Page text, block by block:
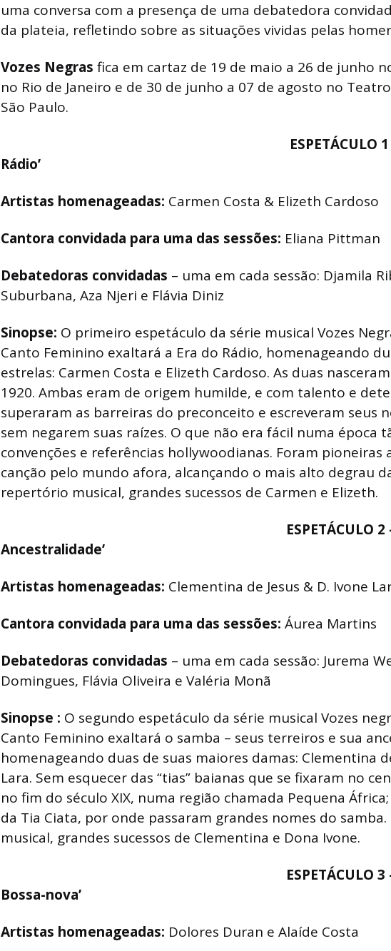
uma conversa com a presença de uma debatedora
da plateia, refletindo sobre as situações vividas pelas
Vozes Negras fica em cartaz de 19 de maio a 26 de junho
no Rio de Janeiro e de 30 de junho a 07 de agosto no
São Paulo.
ESPETÁCULO
Rádio’
Artistas homenageadas: Carmen Costa & Elizeth Cardoso
Cantora convidada para uma das sessões: Eliana Pittman
Debatedoras convidadas – uma em cada sessão: Djamila
Suburbana, Aza Njeri e Flávia Diniz
Sinopse: O primeiro espetáculo da série musical Vozes
Canto Feminino exaltará a Era do Rádio, homenageando
estrelas: Carmen Costa e Elizeth Cardoso. As duas
1920. Ambas eram de origem humilde, e com talento e
superaram as barreiras do preconceito e escreveram seus
sem negarem suas raízes. O que não era fácil numa época
convenções e referências hollywoodianas. Foram pioneiras
canção pelo mundo afora, alcançando o mais alto degrau
repertório musical, grandes sucessos de Carmen e Elizeth.
ESPETÁCULO
Ancestralidade’
Artistas homenageadas: Clementina de Jesus & D. Ivone
Cantora convidada para uma das sessões: Áurea Martins
Debatedoras convidadas – uma em cada sessão: Jurema
Domingues, Flávia Oliveira e Valéria Monã
Sinopse : O segundo espetáculo da série musical Vozes
Canto Feminino exaltará o samba – seus terreiros e sua
homenageando duas de suas maiores damas: Clementina
Lara. Sem esquecer das “tias” baianas que se fixaram no
no fim do século XIX, numa região chamada Pequena
da Tia Ciata, por onde passaram grandes nomes do
musical, grandes sucessos de Clementina e Dona Ivone.
ESPETÁCULO
Bossa-nova’
Artistas homenageadas: Dolores Duran e Alaíde Costa